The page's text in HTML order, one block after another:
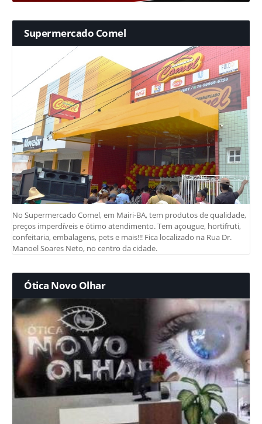
Supermercado Comel
No Supermercado Comel, em Mairi-BA, tem produtos de qualidade,
preços imperdíveis e ótimo atendimento. Tem açougue, hortifruti,
confeitaria, embalagens, pets e mais!!! Fica localizado na Rua Dr.
Manoel Soares Neto, no centro da cidade.
Ótica Novo Olhar